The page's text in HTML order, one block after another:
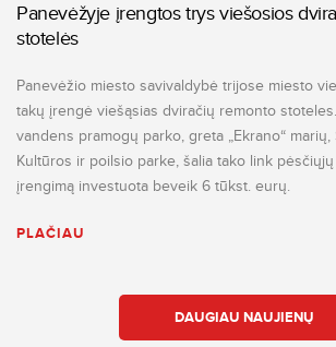
Panevėžyje įrengtos trys viešosios
stotelės
Panevėžio miesto savivaldybė trijose miesto
takų įrengė viešąsias dviračių remonto
vandens pramogų parko, greta „Ekrano“
Kultūros ir poilsio parke, šalia tako link
įrengimą investuota beveik 6 tūkst. eurų.
PLAČIAU
DAUGIAU NAUJIENŲ